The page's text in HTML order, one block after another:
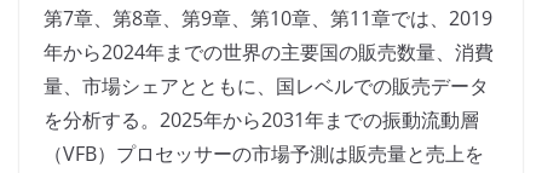
第7章、第8章、第9章、第10章、第11章では、2019
年から2024年までの世界の主要国の販売数量、消費
量、市場シェアとともに、国レベルでの販売データ
を分析する。2025年から2031年までの振動流動層
（VFB）プロセッサーの市場予測は販売量と売上を